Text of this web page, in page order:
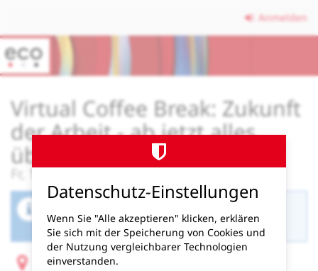
Inhalt
springen
Anmelden
Virtual Coffee Break: Zukunft
der Arbeit - ab jetzt alles
über Agenten?
Fr, 19. Juni 2026
ist beendet.
Online (Microsoft Teams)
Datenschutz-Einstellungen
Wenn Sie "Alle akzeptieren" klicken, erklären
Sie sich mit der Speicherung von Cookies und
der Nutzung vergleichbarer Technologien
einverstanden.